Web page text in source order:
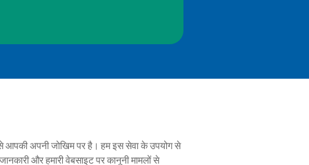
से आपकी अपनी जोखिम पर है। हम इस सेवा के उपयोग से
और हमारी वेबसाइट पर कानूनी मामलों से